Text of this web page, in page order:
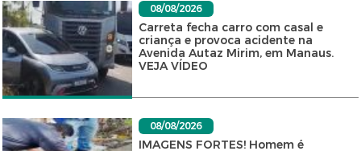
08/08/2026
Carreta fecha carro com casal e
criança e provoca acidente na
Avenida Autaz Mirim, em Manaus.
VEJA VÍDEO
08/08/2026
IMAGENS FORTES! Homem é